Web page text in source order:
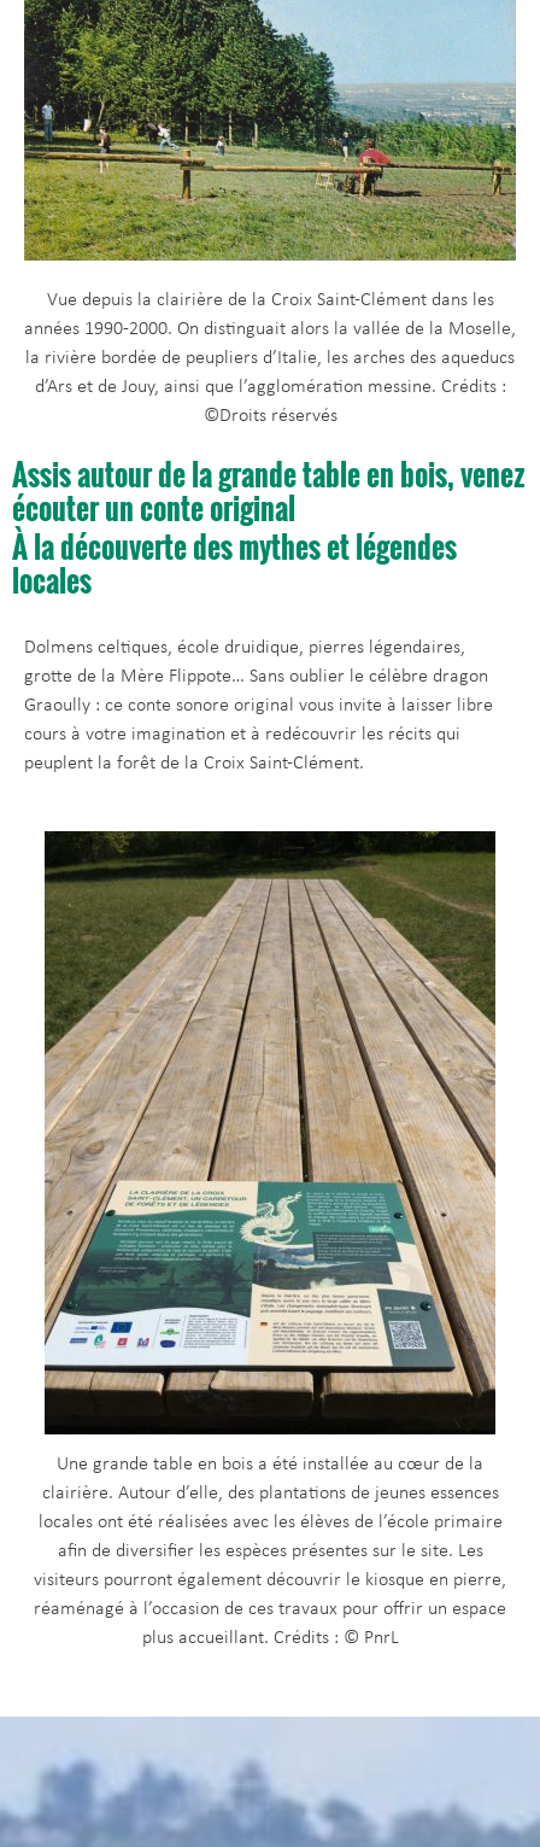
Vue depuis la clairière de la Croix Saint-Clément dans les
années 1990-2000. On distinguait alors la vallée de la Moselle,
la rivière bordée de peupliers d’Italie, les arches des aqueducs
d’Ars et de Jouy, ainsi que l’agglomération messine. Crédits :
©Droits réservés
Assis autour de la grande table en bois, venez
écouter un conte original
À la découverte des mythes et légendes
locales
Dolmens celtiques, école druidique, pierres légendaires,
grotte de la Mère Flippote… Sans oublier le célèbre dragon
Graoully : ce conte sonore original vous invite à laisser libre
cours à votre imagination et à redécouvrir les récits qui
peuplent la forêt de la Croix Saint-Clément.
Une grande table en bois a été installée au cœur de la
clairière. Autour d’elle, des plantations de jeunes essences
locales ont été réalisées avec les élèves de l’école primaire
afin de diversifier les espèces présentes sur le site. Les
visiteurs pourront également découvrir le kiosque en pierre,
réaménagé à l’occasion de ces travaux pour offrir un espace
plus accueillant. Crédits : © PnrL